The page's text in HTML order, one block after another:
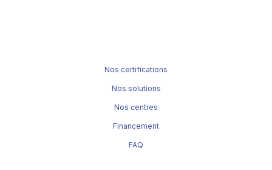
Nos certifications
Nos solutions
Nos centres
Financement
FAQ